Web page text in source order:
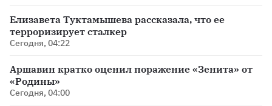
Елизавета Туктамышева рассказала, что ее
терроризирует сталкер
Сегодня, 04:22
Аршавин кратко оценил поражение «Зенита» от
«Родины»
Сегодня, 04:00